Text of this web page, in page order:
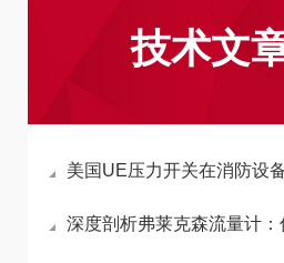
技术文
美国UE压力开关在消防设备上
深度剖析弗莱克森流量计：优势、场